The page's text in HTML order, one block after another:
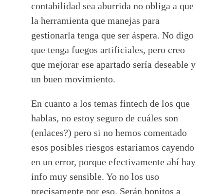
contabilidad sea aburrida no obliga a que
la herramienta que manejas para
gestionarla tenga que ser áspera. No digo
que tenga fuegos artificiales, pero creo
que mejorar ese apartado sería deseable y
un buen movimiento.
En cuanto a los temas fintech de los que
hablas, no estoy seguro de cuáles son
(enlaces?) pero si no hemos comentado
esos posibles riesgos estaríamos cayendo
en un error, porque efectivamente ahí hay
info muy sensible. Yo no los uso
precisamente por eso. Serán bonitos a